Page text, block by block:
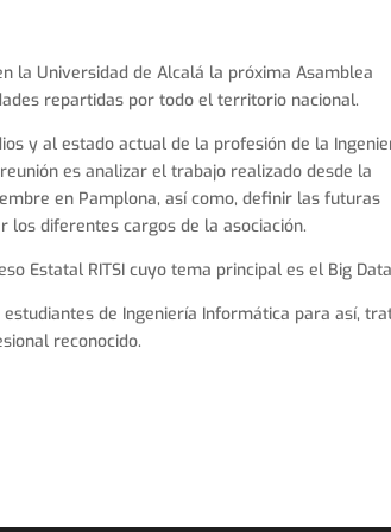
la Universidad de Alcalá la próxima Asamblea
repartidas por todo el territorio nacional.
y al estado actual de la profesión de la
es analizar el trabajo realizado desde la
en Pamplona, así como, definir las futuras
los diferentes cargos de la asociación.
Estatal RITSI cuyo tema principal es el Big
de Ingeniería Informática para así,
reconocido.